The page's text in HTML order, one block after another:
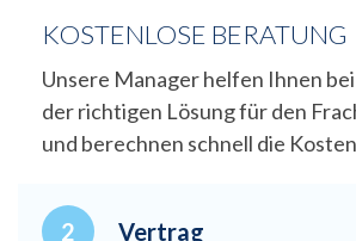
KOSTENLOSE BERATUNG
Unsere Manager helfen Ihnen
der richtigen Lösung für den
und berechnen schnell die
Vertrag